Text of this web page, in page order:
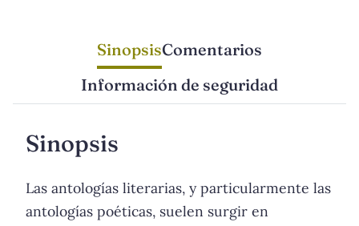
SinopsisComentarios
Información de seguridad
Sinopsis
Las antologías literarias, y particularmente las
antologías poéticas, suelen surgir en